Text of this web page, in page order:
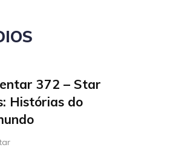
372 – Star
Histórias do